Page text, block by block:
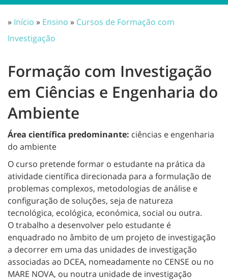
» Início » Ensino » Cursos de Formação com
Investigação
Formação com Investigação
em Ciências e Engenharia do
Ambiente
Área científica predominante: ciências e engenharia
do ambiente
O curso pretende formar o estudante na prática da
atividade científica direcionada para a formulação de
problemas complexos, metodologias de análise e
configuração de soluções, seja de natureza
tecnológica, ecológica, económica, social ou outra.
O trabalho a desenvolver pelo estudante é
enquadrado no âmbito de um projeto de investigação
a decorrer em uma das unidades de investigação
associadas ao DCEA, nomeadamente no CENSE ou no
MARE NOVA, ou noutra unidade de investigação